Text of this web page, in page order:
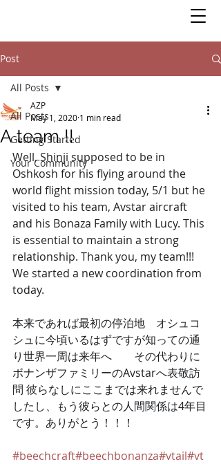
Post
All Posts
Getting Started
Your Community
All Posts
A team !!
AZP
May 1, 2020 1 min read
Well, Shinji supposed to be in
Oshkosh for his flying around the
world flight mission today, 5/1 but he
visited to his team, Avstar aircraft
and his Bonaza Family with Lucy. This
is essential to maintain a strong
relationship. Thank you, my team!!!
We started a new coordination from
today.
本来であれば最初の停泊地　オシュコ
シュに今頃いるはずですが知っての通
り世界一周は来年へ　　その代わりに
ボナンザファミリーのAvstarへ表敬訪
問 彼らなしにここまでは来れませんで
したし、もう彼らとの人間関係は4年目
です。ありがとう！！！
#beechcraft#beechbonanza#vtail#vt